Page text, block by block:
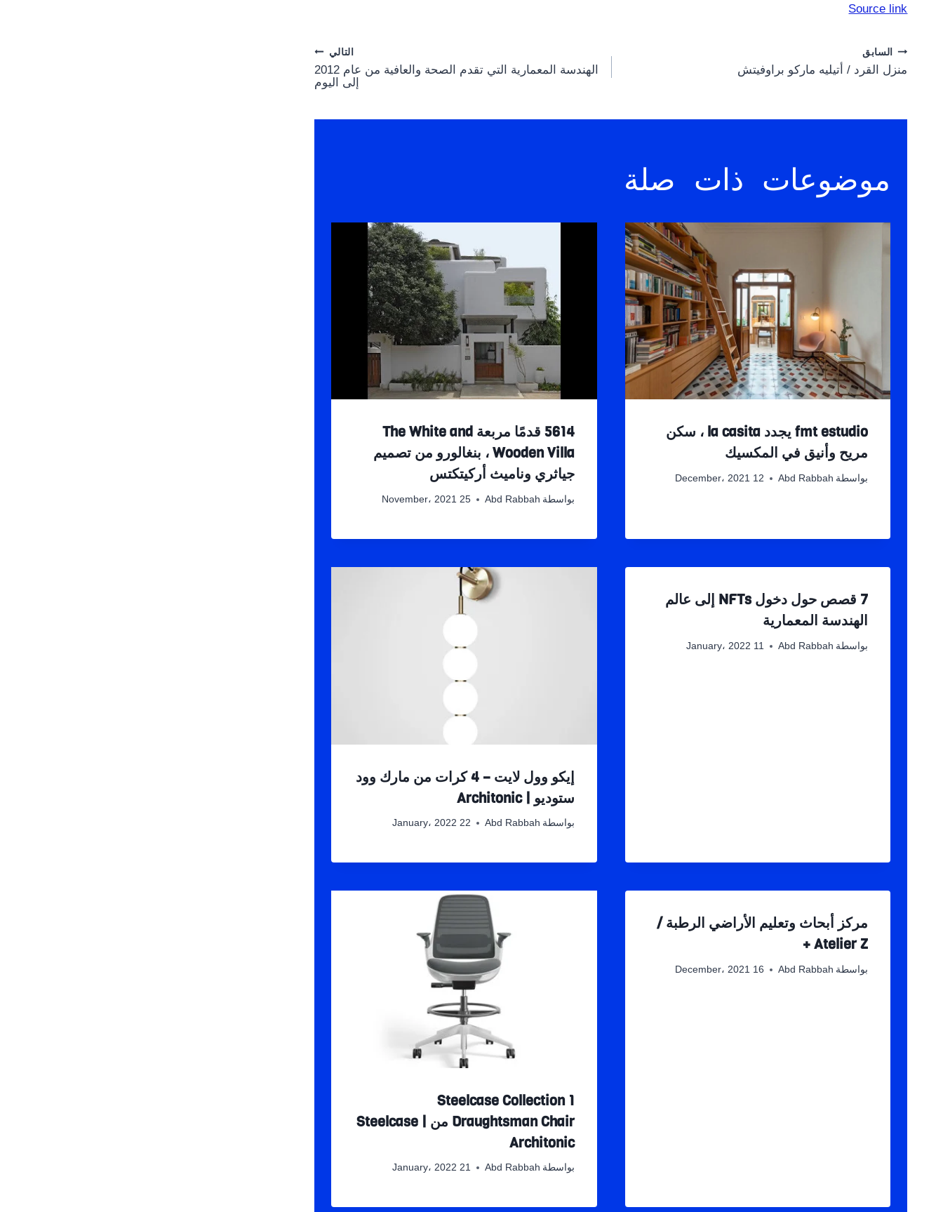
Source link
Post
السابق
منزل القرد / أتيليه ماركو براوفيتش
التالي
الهندسة المعمارية التي تقدم الصحة والعافية من عام 2012
إلى اليوم
موضوعات ذات صلة
fmt estudio يجدد la casita ، سكن
مريح وأنيق في المكسيك
بواسطة Abd Rabbah 12 December، 2021
5614 قدمًا مربعة The White and
Wooden Villa ، بنغالورو من تصميم
جياثري وناميث أركيتكتس
بواسطة Abd Rabbah 25 November، 2021
7 قصص حول دخول NFTs إلى عالم
الهندسة المعمارية
بواسطة Abd Rabbah 11 January، 2022
إيكو وول لايت – 4 كرات من مارك وود
ستوديو | Architonic
بواسطة Abd Rabbah 22 January، 2022
مركز أبحاث وتعليم الأراضي الرطبة /
Atelier Z +
بواسطة Abd Rabbah 16 December، 2021
Steelcase Collection 1
Draughtsman Chair من Steelcase |
Architonic
بواسطة Abd Rabbah 21 January، 2022